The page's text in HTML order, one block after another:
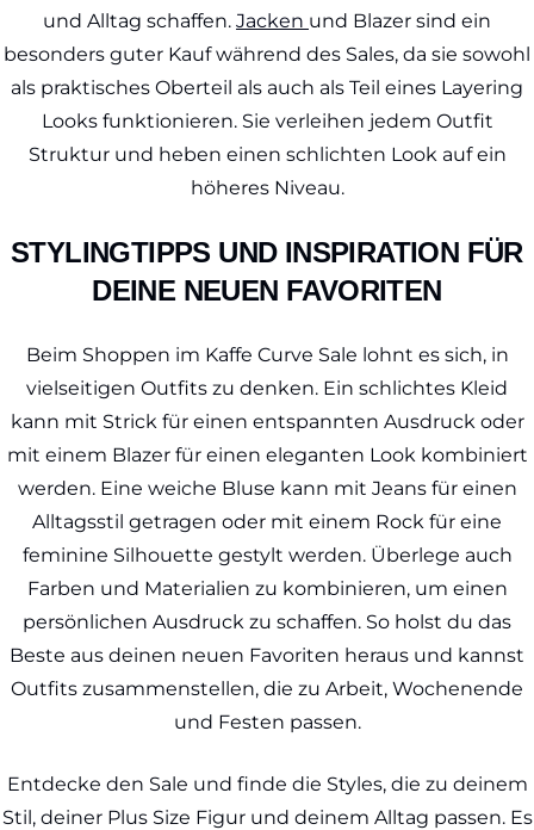
und Alltag schaffen. Jacken und Blazer sind ein
besonders guter Kauf während des Sales, da sie sowohl
als praktisches Oberteil als auch als Teil eines Layering
Looks funktionieren. Sie verleihen jedem Outfit
Struktur und heben einen schlichten Look auf ein
höheres Niveau.
STYLINGTIPPS UND INSPIRATION FÜR
DEINE NEUEN FAVORITEN
Beim Shoppen im Kaffe Curve Sale lohnt es sich, in
vielseitigen Outfits zu denken. Ein schlichtes Kleid
kann mit Strick für einen entspannten Ausdruck oder
mit einem Blazer für einen eleganten Look kombiniert
werden. Eine weiche Bluse kann mit Jeans für einen
Alltagsstil getragen oder mit einem Rock für eine
feminine Silhouette gestylt werden. Überlege auch
Farben und Materialien zu kombinieren, um einen
persönlichen Ausdruck zu schaffen. So holst du das
Beste aus deinen neuen Favoriten heraus und kannst
Outfits zusammenstellen, die zu Arbeit, Wochenende
und Festen passen.
Entdecke den Sale und finde die Styles, die zu deinem
Stil, deiner Plus Size Figur und deinem Alltag passen. Es